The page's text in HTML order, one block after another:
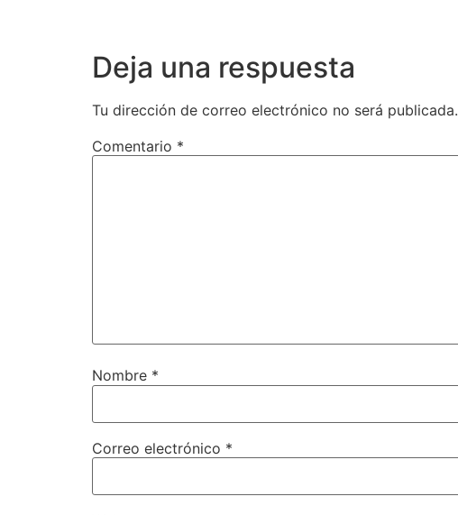
Deja una respuesta
Tu dirección de correo electrónico no será publicada.
Comentario *
Nombre *
Correo electrónico *